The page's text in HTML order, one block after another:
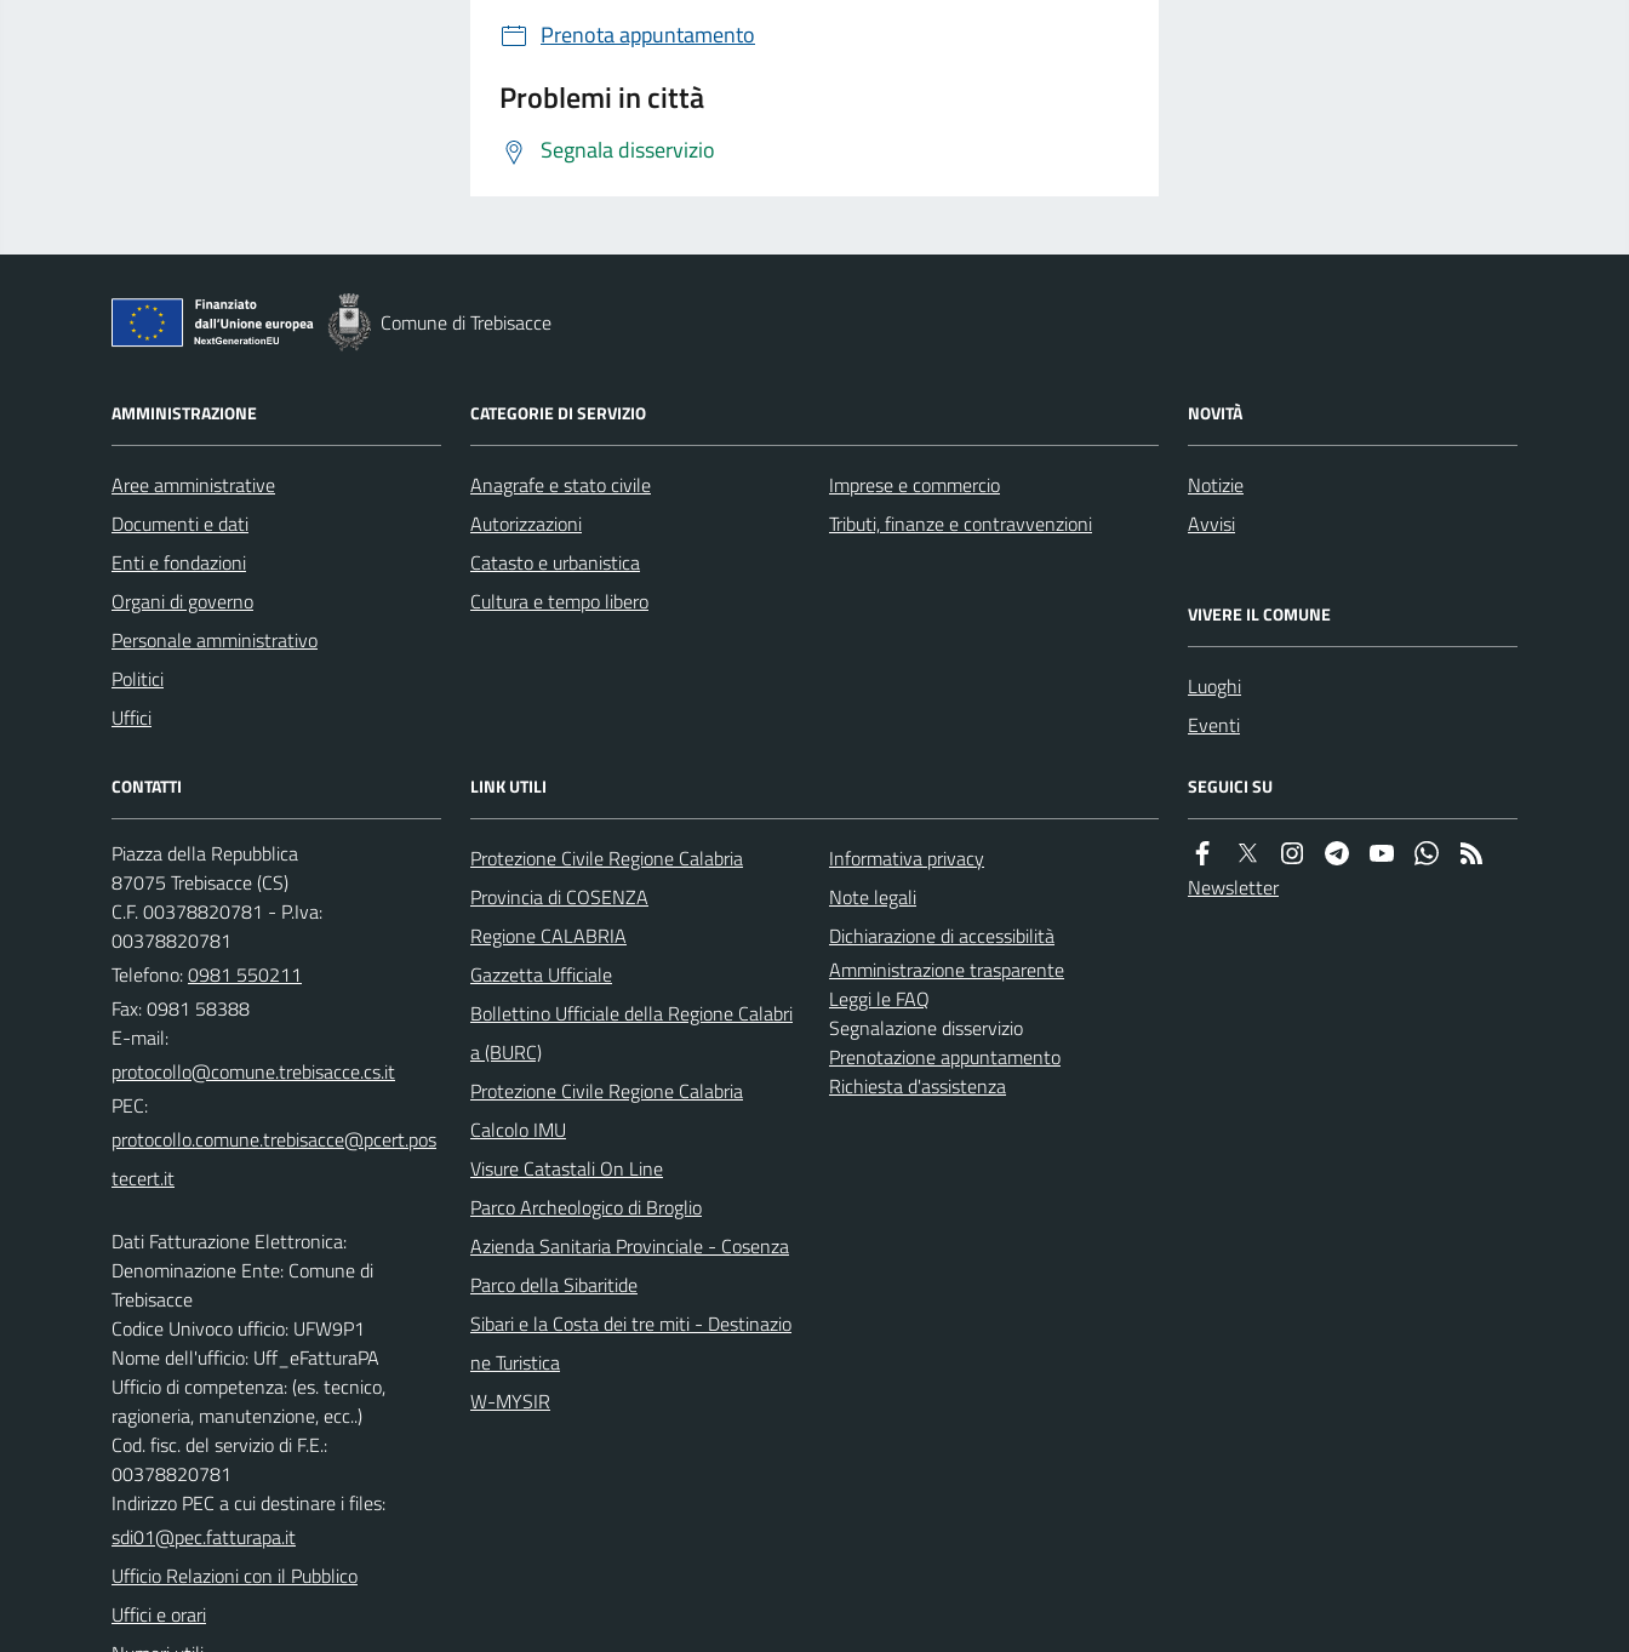
Prenota appuntamento
Problemi in città
Segnala disservizio
Comune di Trebisacce
AMMINISTRAZIONE
Aree amministrative
Documenti e dati
Enti e fondazioni
Organi di governo
Personale amministrativo
Politici
Uffici
CATEGORIE DI SERVIZIO
Anagrafe e stato civile
Autorizzazioni
Catasto e urbanistica
Cultura e tempo libero
Imprese e commercio
Tributi, finanze e contravvenzioni
NOVITÀ
Notizie
Avvisi
VIVERE IL COMUNE
Luoghi
Eventi
CONTATTI
Piazza della Repubblica
87075 Trebisacce (CS)
C.F. 00378820781 - P.Iva:
00378820781
Telefono:0981 550211
Fax: 0981 58388
E-mail:
PEC:
Dati Fatturazione Elettronica:
Denominazione Ente: Comune di
Trebisacce
Codice Univoco ufficio: UFW9P1
Nome dell'ufficio: Uff_eFatturaPA
Ufficio di competenza: (es. tecnico,
ragioneria, manutenzione, ecc..)
Cod. fisc. del servizio di F.E.:
00378820781
Indirizzo PEC a cui destinare i files:
sdi01@pec.fatturapa.it
Ufficio Relazioni con il Pubblico
Uffici e orari
LINK UTILI
Protezione Civile Regione Calabria
Provincia di COSENZA
Regione CALABRIA
Gazzetta Ufficiale
Bollettino Ufficiale della Regione Calabri
a (BURC)
Protezione Civile Regione Calabria
Calcolo IMU
Visure Catastali On Line
Parco Archeologico di Broglio
Azienda Sanitaria Provinciale - Cosenza
Parco della Sibaritide
Sibari e la Costa dei tre miti - Destinazio
ne Turistica
W-MYSIR
Informativa privacy
Note legali
Dichiarazione di accessibilità
Amministrazione trasparente
Leggi le FAQ
Segnalazione disservizio
Prenotazione appuntamento
Richiesta d'assistenza
SEGUICI SU
Newsletter